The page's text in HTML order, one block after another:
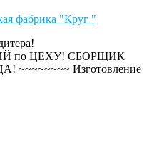
фабрика "Круг "
по ЦЕХУ! СБОРЩИК
Изготовление